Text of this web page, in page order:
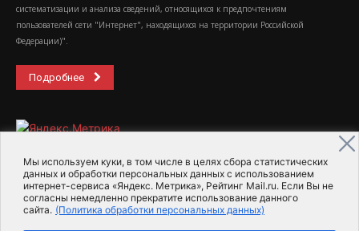
Мы используем куки, в том числе в целях сбора статистических
данных и обработки персональных данных с использованием
интернет-сервиса «Яндекс. Метрика», Рейтинг Mail.ru. Если Вы не
согласны немедленно прекратите использование данного
сайта. (Политика обработки персональных данных)
систематизации и анализа сведений, относящихся к предпочтениям
пользователей сети "Интернет", находящихся на территории Российской
Федерации)".
Подробнее
2015-2026- Информационное агентство МедиаПоток
Для справки Об издании Пользовательское соглашение